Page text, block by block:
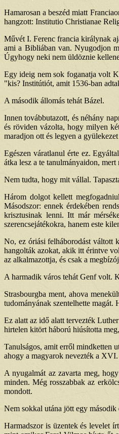
Hamarosan a beszéd miatt
hangzott: Institutio Christianae
Művét I. Ferenc francia királynak
ami a Bibliában van. Nyugodjon
Úgyhogy neki nem üldöznie
Egy ideig nem sok foganatja volt
"kis? Institútiót, amit 1536-ban
A második állomás tehát Bázel.
Innen továbbutazott, és néhány
és röviden vázolta, hogy milyen
maradjon ott és legyen a
Egészen váratlanul érte ez.
átka lesz a te tanulmányaidon,
Nem tudta, hogy mit vállal.
Három dolgot kellett
Másodszor: ennek érdekében
krisztusinak lenni. Itt már
szerencsejátékokra, hanem este
No, ez óriási felháborodást váltott
hangolták azokat, akik itt érintve
az alkalmazottja, és csak a
A harmadik város tehát Genf volt.
Strasbourgba ment, ahova
tudományának szentelhette
Ez alatt az idő alatt tervezték
hirtelen kitört háború hiúsította
Tanulságos, amit erről mindketten
ahogy a magyarok nevezték a
A nyugalmát az zavarta meg,
minden. Még rosszabbak az
mondott.
Nem sokkal utána jött egy
Harmadszor is üzentek és levelet